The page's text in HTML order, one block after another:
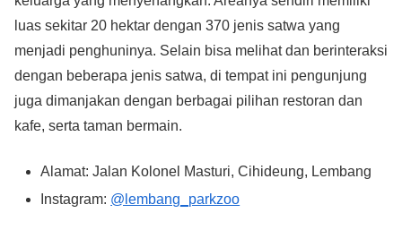
luas sekitar 20 hektar dengan 370 jenis satwa yang
menjadi penghuninya. Selain bisa melihat dan berinteraksi
dengan beberapa jenis satwa, di tempat ini pengunjung
juga dimanjakan dengan berbagai pilihan restoran dan
kafe, serta taman bermain.
Alamat: Jalan Kolonel Masturi, Cihideung, Lembang
Instagram: @lembang_parkzoo